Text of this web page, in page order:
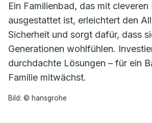
Ein Familienbad, das mit cleveren
ausgestattet ist, erleichtert den
Sicherheit und sorgt dafür, dass
Generationen wohlfühlen.
durchdachte Lösungen – für ein
Familie mitwächst.
Bild: © hansgrohe